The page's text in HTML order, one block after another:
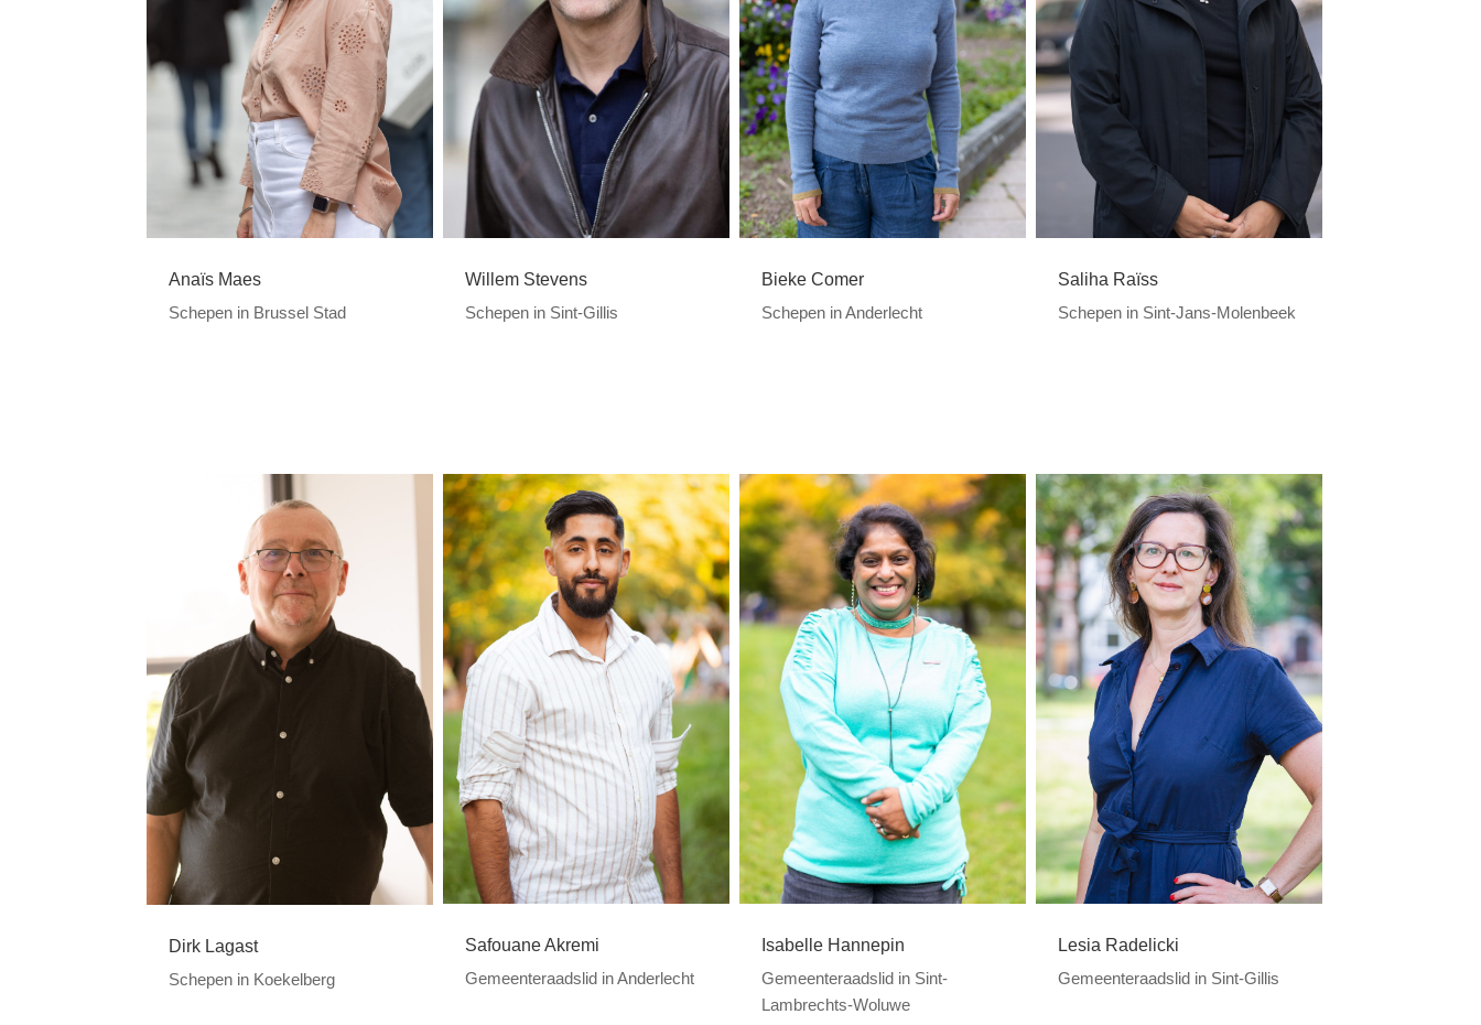
Anaïs Maes
Schepen in Brussel Stad
Dirk Lagast
Schepen in Koekelberg
Willem Stevens
Schepen in Sint-Gillis
Safouane Akremi
Gemeenteraadslid in Anderlecht
Bieke Comer
Schepen in Anderlecht
Isabelle Hannepin
Gemeenteraadslid in Sint-
Lambrechts-Woluwe
Saliha Raïss
Schepen in Sint-Jans-Molenbeek
Lesia Radelicki
Gemeenteraadslid in Sint-Gillis